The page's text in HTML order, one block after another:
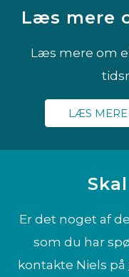
Læs mere
Læs mere om
LÆS
Er det noget af
som du har
kontakte Niels på